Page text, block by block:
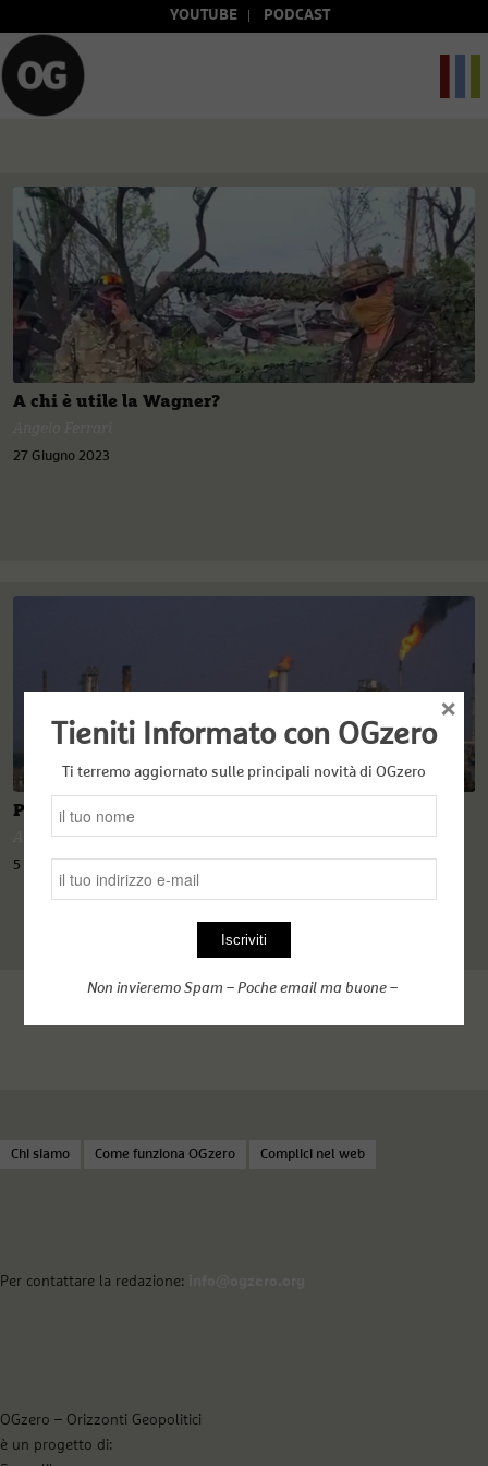
YOUTUBE PODCAST
A chi è utile la Wagner?
27 Giugno 2023
Paradossi petroliferi africani
Angelo Ferrari
5 Giugno 2023
Chi siamo Come funziona OGzero Complici nel web
Per contattare la redazione:
OGzero – Orizzonti Geopolitici
è un progetto di:
Tieniti Informato con OGzero
Ti terremo aggiornato sulle principali novità di OGzero
Non invieremo Spam – Poche email ma buone –
×